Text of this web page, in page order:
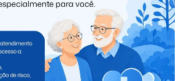
afirmou.
a principal dificuldade está
financeira do sistema.